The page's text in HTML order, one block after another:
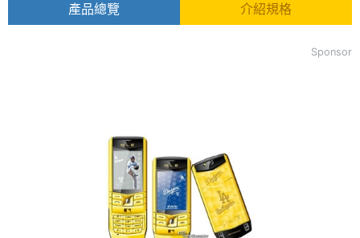
產品總覽 介紹規格
Sponsor